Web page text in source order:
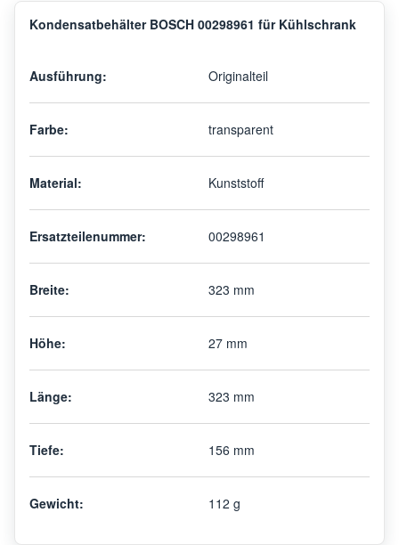
Kondensatbehälter BOSCH 00298961 für Kühlschrank
Ausführung: Originalteil
Farbe: transparent
Material: Kunststoff
Ersatzteilenummer: 00298961
Breite: 323 mm
Höhe: 27 mm
Länge: 323 mm
Tiefe: 156 mm
Gewicht: 112 g